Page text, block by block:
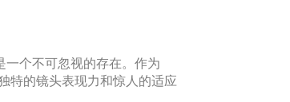
个不可忽视的存在。作为
特的镜头表现力和惊人的适应